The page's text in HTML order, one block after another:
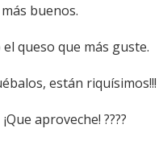
buenos.
queso que más guste.
están riquísimos!!!
¡Que aproveche! ????